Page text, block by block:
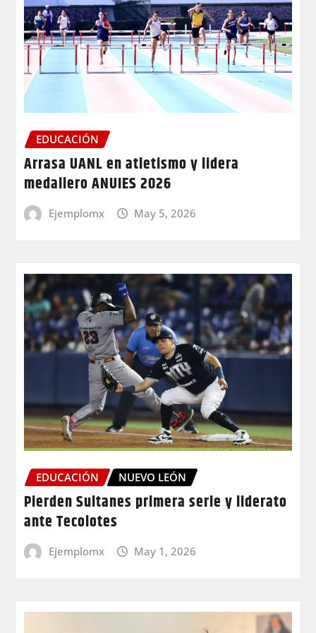
EDUCACIÓN
Arrasa UANL en atletismo y lidera
medallero ANUIES 2026
Ejemplomx May 5, 2026
EDUCACIÓN NUEVO LEÓN
Pierden Sultanes primera serie y liderato
ante Tecolotes
Ejemplomx May 1, 2026